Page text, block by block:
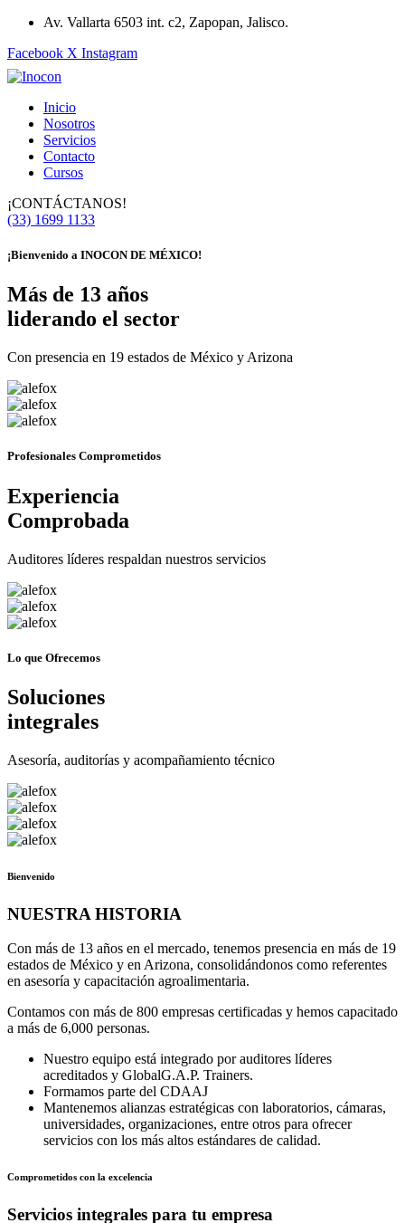
Av. Vallarta 6503 int. c2, Zapopan, Jalisco.
Facebook X Instagram
Inicio
Nosotros
Servicios
Contacto
Cursos
¡CONTÁCTANOS!
(33) 1699 1133
¡Bienvenido a INOCON DE MÉXICO!
Más de 13 años
liderando el sector
Con presencia en 19 estados de México y Arizona
Profesionales Comprometidos
Experiencia
Comprobada
Auditores líderes respaldan nuestros servicios
Lo que Ofrecemos
Soluciones
integrales
Asesoría, auditorías y acompañamiento técnico
Bienvenido
NUESTRA HISTORIA
Con más de 13 años en el mercado, tenemos presencia en más de 19
estados de México y en Arizona, consolidándonos como referentes
en asesoría y capacitación agroalimentaria.
Contamos con más de 800 empresas certificadas y hemos capacitado
a más de 6,000 personas.
Nuestro equipo está integrado por auditores líderes
acreditados y GlobalG.A.P. Trainers.
Formamos parte del CDAAJ
Mantenemos alianzas estratégicas con laboratorios, cámaras,
universidades, organizaciones, entre otros para ofrecer
servicios con los más altos estándares de calidad.
Comprometidos con la excelencia
Servicios integrales para tu empresa